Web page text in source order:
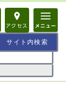
アクセス メニュー